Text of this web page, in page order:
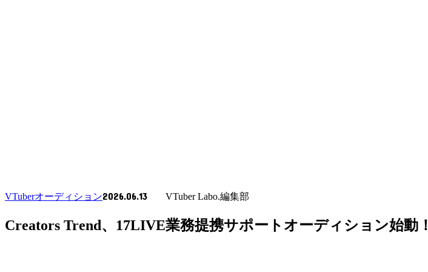
VTuberオーディション2026.06.13 VTuber Labo.編集部
Creators Trend、17LIVE業務提携サポートオーディション始動！